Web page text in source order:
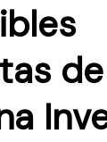
de